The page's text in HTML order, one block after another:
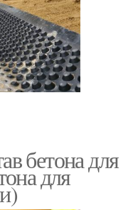
бетона для
для